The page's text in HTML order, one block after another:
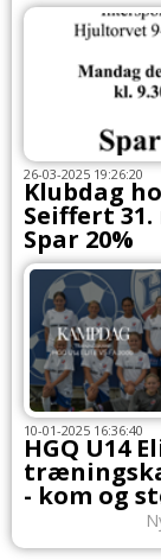
26-03-2025 19:26:20
Klubdag
Seiffert 31.
Spar 20%
10-01-2025 16:36:40
HGQ U14
- kom og